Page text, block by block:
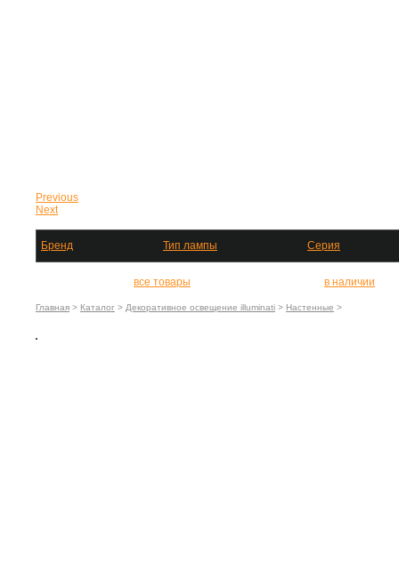
Previous
Next
Бренд Тип лампы Серия
все товары в наличии
Главная > Каталог > Декоративное освещение illuminati > Настенные >